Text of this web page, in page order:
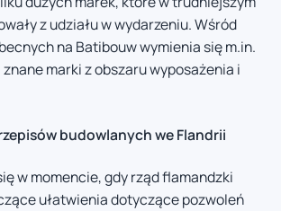
z udziału w wydarzeniu. Wśród
na Batibouw wymienia się m.in.
znane marki z obszaru wyposażenia i
budowlanych we Flandrii
w momencie, gdy rząd flamandzki
ułatwienia dotyczące pozwoleń